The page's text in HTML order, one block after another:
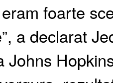
foarte
a declarat
Johns